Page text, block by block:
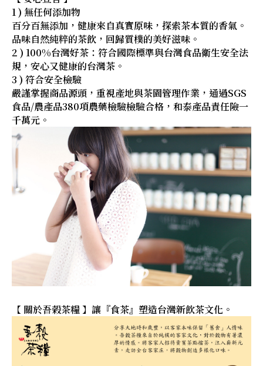
1 ) 無任何添加物
百分百無添加，健康來自真實原味，探索茶本質的香氣。
品味自然純粹的茶飲，回歸質樸的美好滋味。
2 ) 100%台灣好茶：符合國際標準與台灣食品衛生安全法
規，安心又健康的台灣茶。
3 ) 符合安全檢驗
嚴謹掌握商品源頭，重視產地與茶園管理作業，通過SGS
食品/農產品380項農藥檢驗檢驗合格，和泰產品責任險一
千萬元。
【 關於吾榖茶糧 】讓『食茶』塑造台灣新飲茶文化。